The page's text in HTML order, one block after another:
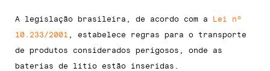
A legislação brasileira, de acordo com a Lei nº
10.233/2001
, estabelece regras para o transporte
de produtos considerados perigosos, onde as
baterias de lítio estão inseridas.